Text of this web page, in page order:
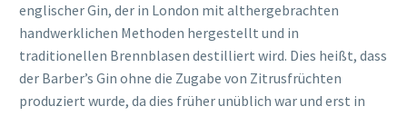
englischer Gin, der in London mit althergebrachten
handwerklichen Methoden hergestellt und in
traditionellen Brennblasen destilliert wird. Dies heißt, dass
der Barber’s Gin ohne die Zugabe von Zitrusfrüchten
produziert wurde, da dies früher unüblich war und erst in